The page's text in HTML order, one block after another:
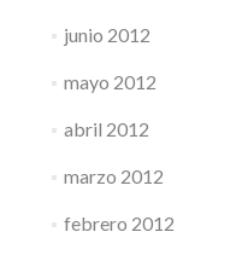
junio 2012
mayo 2012
abril 2012
marzo 2012
febrero 2012